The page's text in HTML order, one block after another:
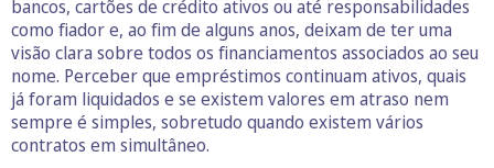
bancos, cartões de crédito ativos ou até responsabilidades
como fiador e, ao fim de alguns anos, deixam de ter uma
visão clara sobre todos os financiamentos associados ao seu
nome. Perceber que empréstimos continuam ativos, quais
já foram liquidados e se existem valores em atraso nem
sempre é simples, sobretudo quando existem vários
contratos em simultâneo.